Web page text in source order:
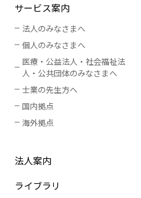
サービス案内
法人のみなさまへ
個人のみなさまへ
医療・公益法人・社会福祉法
人 ・ 公共団体のみなさまへ
士業の先生方へ
国内拠点
海外拠点
法人案内
ライブラリ